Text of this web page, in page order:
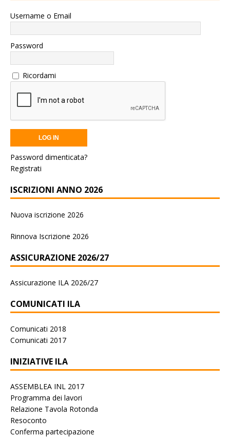
Username o Email
Password
Ricordami
Password dimenticata?
Registrati
ISCRIZIONI ANNO 2026
Nuova iscrizione 2026
Rinnova Iscrizione 2026
ASSICURAZIONE 2026/27
Assicurazione ILA 2026/27
COMUNICATI ILA
Comunicati 2018
Comunicati 2017
INIZIATIVE ILA
ASSEMBLEA INL 2017
Programma dei lavori
Relazione Tavola Rotonda
Resoconto
Conferma partecipazione